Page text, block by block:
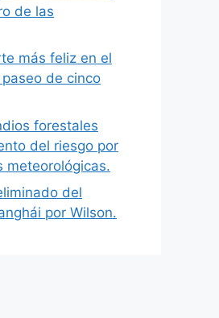
de las
más feliz en el
de cinco
forestales
del riesgo por
meteorológicas.
del
por Wilson.